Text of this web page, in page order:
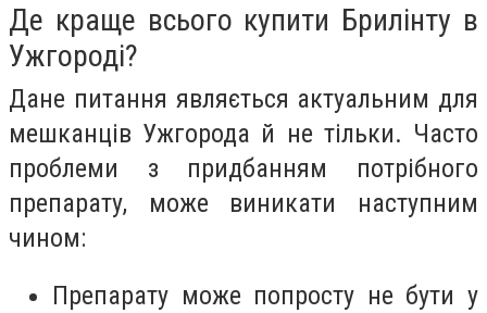
Де краще всього купити Брилінту в
Ужгороді?
Дане питання являється актуальним для
мешканців Ужгорода й не тільки. Часто
проблеми з придбанням потрібного
препарату, може виникати наступним
чином:
Препарату може попросту не бути у